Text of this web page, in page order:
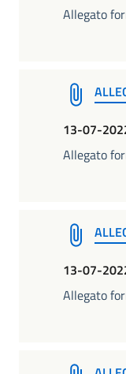
Allegato
13-07-
Allegato
13-07-
Allegato